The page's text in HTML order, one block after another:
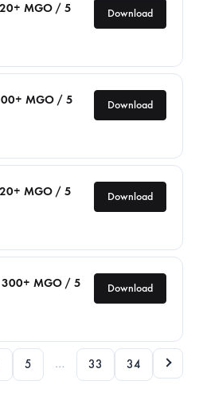
MGO / 5
Download
MGO / 5
Download
MGO / 5
Download
300+ MGO / 5
Download
5 … 33 34